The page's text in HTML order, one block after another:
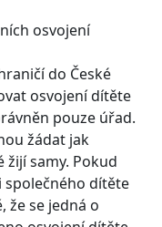
osvojení
do České
osvojení dítěte
pouze úřad.
žádat jak
žijí samy. Pokud
společného dítěte
že se jedná o